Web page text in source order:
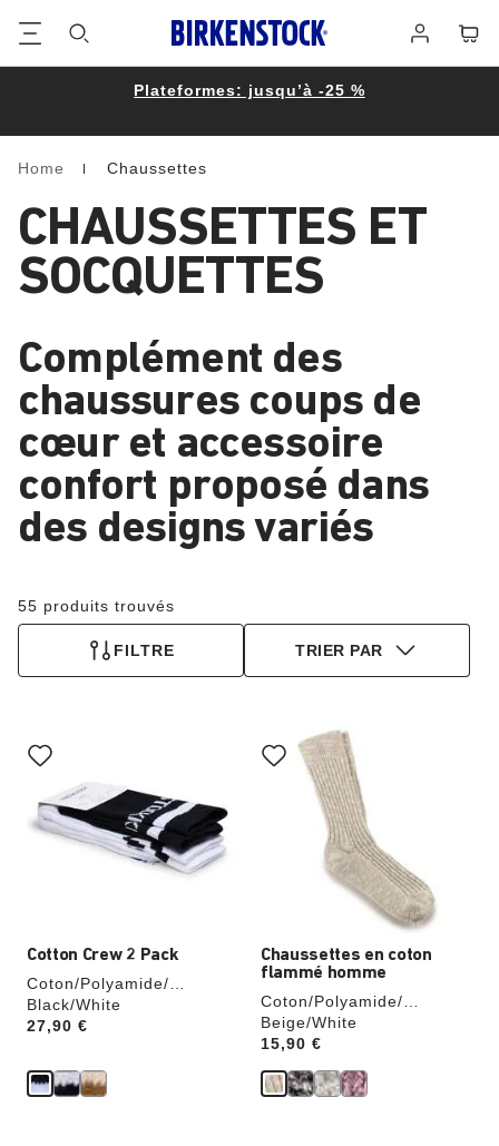
connecter
Plateformes: jusqu’à -25 %
Homepage
Home Chaussettes
CHAUSSETTES ET
SOCQUETTES
Complément des
chaussures coups de
cœur et accessoire
confort proposé dans
des designs variés
55 produits trouvés
FILTRE TRIER PAR
Cotton Crew 2 Pack
Coton/Polyamide/
Élasthanne
Black/White
Price:
27,90 €
sur
les
échantillons
couleurs
modifiera
Chaussettes en coton
flammé homme
Coton/Polyamide/
Élasthanne
Beige/White
Price:
15,90 €
sur
les
échantillons
modifiera